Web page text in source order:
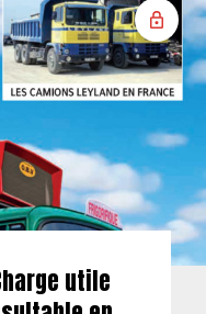
utile